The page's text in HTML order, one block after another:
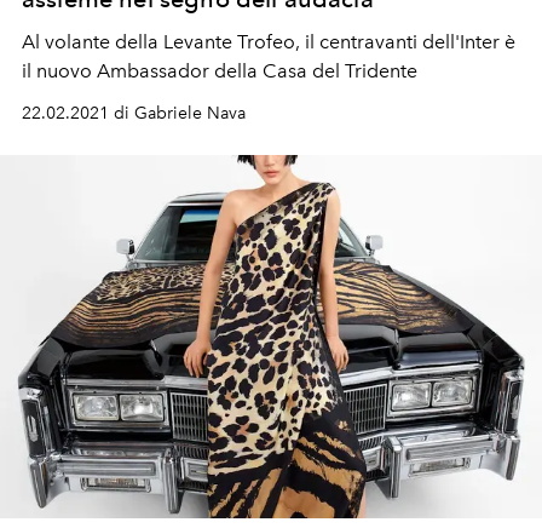
Al volante della Levante Trofeo, il centravanti dell'Inter è
il nuovo Ambassador della Casa del Tridente
22.02.2021 di Gabriele Nava